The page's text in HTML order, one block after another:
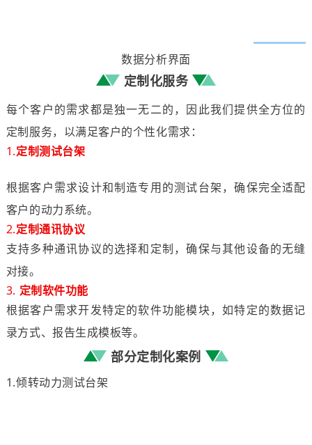
数据分析界面
定制化服务
每个客户的需求都是独一无二的，因此我们提供全方位的
定制服务，以满足客户的个性化需求：
1.定制测试台架
根据客户需求设计和制造专用的测试台架，确保完全适配
客户的动力系统。
2.定制通讯协议
支持多种通讯协议的选择和定制，确保与其他设备的无缝
对接。
3. 定制软件功能
根据客户需求开发特定的软件功能模块，如特定的数据记
录方式、报告生成模板等。
部分定制化案例
1.倾转动力测试台架